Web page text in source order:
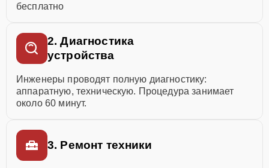
бесплатно
2. Диагностика
устройства
Инженеры проводят полную диагностику:
аппаратную, техническую. Процедура занимает
около 60 минут.
3. Ремонт техники